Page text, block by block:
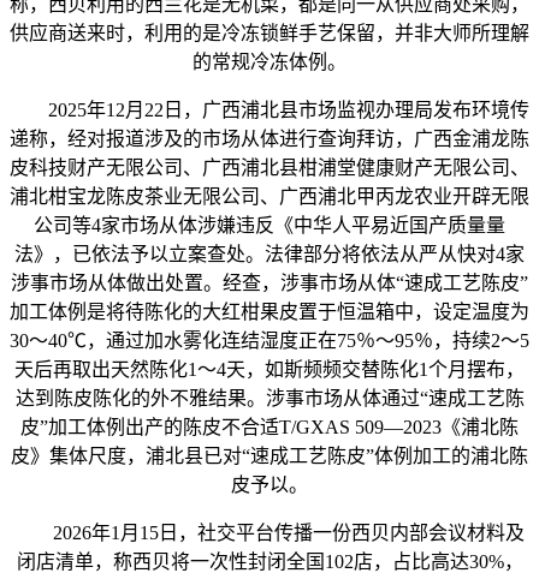
称，西贝利用的西兰花是无机菜，都是同一从供应商处采购，
供应商送来时，利用的是冷冻锁鲜手艺保留，并非大师所理解
的常规冷冻体例。
2025年12月22日，广西浦北县市场监视办理局发布环境传
递称，经对报道涉及的市场从体进行查询拜访，广西金浦龙陈
皮科技财产无限公司、广西浦北县柑浦堂健康财产无限公司、
浦北柑宝龙陈皮茶业无限公司、广西浦北甲丙龙农业开辟无限
公司等4家市场从体涉嫌违反《中华人平易近国产质量量
法》，已依法予以立案查处。法律部分将依法从严从快对4家
涉事市场从体做出处置。经查，涉事市场从体“速成工艺陈皮”
加工体例是将待陈化的大红柑果皮置于恒温箱中，设定温度为
30～40℃，通过加水雾化连结湿度正在75％～95％，持续2～5
天后再取出天然陈化1～4天，如斯频频交替陈化1个月摆布，
达到陈皮陈化的外不雅结果。涉事市场从体通过“速成工艺陈
皮”加工体例出产的陈皮不合适T/GXAS 509—2023《浦北陈
皮》集体尺度，浦北县已对“速成工艺陈皮”体例加工的浦北陈
皮予以。
2026年1月15日，社交平台传播一份西贝内部会议材料及
闭店清单，称西贝将一次性封闭全国102店，占比高达30%，